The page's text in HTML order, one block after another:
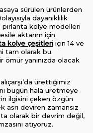
sürülen ürünlerden
dayanıklılık
pırlanta kolye modelleri
aktarım için
kolye çeşitleri için 14 ve
tam olarak bu.
ömür yanınızda olacak
ürettiğimiz
bugün hala üretmeye
ilgisini çeken özgün
asrı deviren zamansız
olarak bir devrim değil,
atıyoruz.